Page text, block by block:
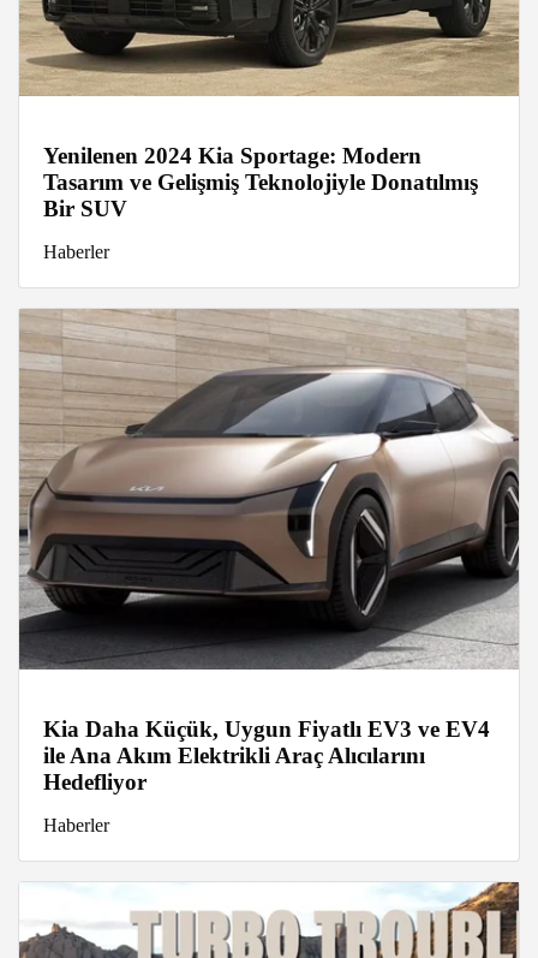
Yenilenen 2024 Kia Sportage: Modern
Tasarım ve Gelişmiş Teknolojiyle Donatılmış
Bir SUV
Haberler
Kia Daha Küçük, Uygun Fiyatlı EV3 ve EV4
ile Ana Akım Elektrikli Araç Alıcılarını
Hedefliyor
Haberler